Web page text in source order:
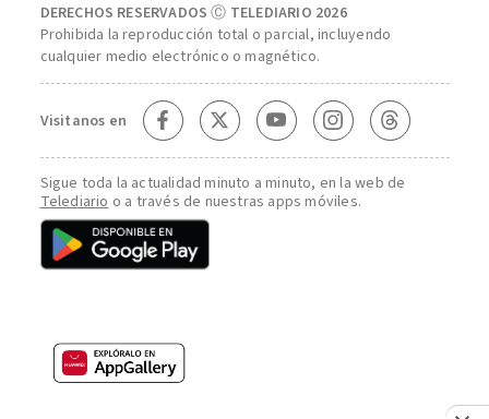
DERECHOS RESERVADOS Ⓒ TELEDIARIO 2026
Prohibida la reproducción total o parcial, incluyendo
cualquier medio electrónico o magnético.
Visitanos en
Sigue toda la actualidad minuto a minuto, en la web de
Telediario o a través de nuestras apps móviles.